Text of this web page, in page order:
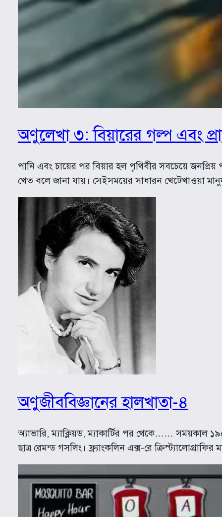
অণুলেখা ৩: বিয়ারের গল্প এবং
পানি এবং চায়ের পর বিয়ার হল পৃথিবীর সবচেয়ে জনপ্রিয়
খেত বলে জানা যায়। সেইসময়ের সাধারন খেটেখাওয়া
অণুজীববিজ্ঞানের হালখাতা-৪
অ্যাভারি, ম্যাক্লিয়ড, ম্যাকার্টির পর থেকে…… সময়কাল
ছাত্র রেমন্ড গসলিং। ফ্র্যাংকলিন এক্স-রে